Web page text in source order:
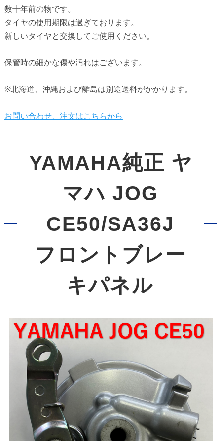
数十年前の物です。
タイヤの使用期限は過ぎております。
新しいタイヤと交換してご使用ください。
保管時の細かな傷や汚れはございます。
※北海道、沖縄および離島は別途送料がかかります。
お問い合わせ、注文はこちらから
YAMAHA純正 ヤ
マハ JOG
CE50/SA36J
フロントブレー
キパネル